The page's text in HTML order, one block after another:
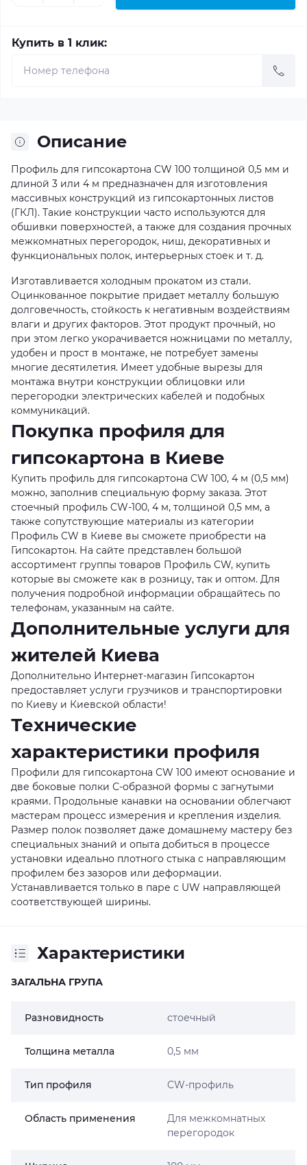
Купить в 1 клик:
Описание
Профиль для гипсокартона CW 100 толщиной 0,5 мм и
длиной 3 или 4 м предназначен для изготовления
массивных конструкций из гипсокартонных листов
(ГКЛ). Такие конструкции часто используются для
обшивки поверхностей, а также для создания прочных
межкомнатных перегородок, ниш, декоративных и
функциональных полок, интерьерных стоек и т. д.
Изготавливается холодным прокатом из стали.
Оцинкованное покрытие придает металлу большую
долговечность, стойкость к негативным воздействиям
влаги и других факторов. Этот продукт прочный, но
при этом легко укорачивается ножницами по металлу,
удобен и прост в монтаже, не потребует замены
многие десятилетия. Имеет удобные вырезы для
монтажа внутри конструкции облицовки или
перегородки электрических кабелей и подобных
коммуникаций.
Покупка профиля для
гипсокартона в Киеве
Купить профиль для гипсокартона CW 100, 4 м (0,5 мм)
можно, заполнив специальную форму заказа. Этот
стоечный профиль CW-100, 4 м, толщиной 0,5 мм, а
также сопутствующие материалы из категории
Профиль CW в Киеве вы сможете приобрести на
Гипсокартон. На сайте представлен большой
ассортимент группы товаров Профиль CW, купить
которые вы сможете как в розницу, так и оптом. Для
получения подробной информации обращайтесь по
телефонам, указанным на сайте.
Дополнительные услуги для
жителей Киева
Дополнительно Интернет-магазин Гипсокартон
предоставляет услуги грузчиков и транспортировки
по Киеву и Киевской области!
Технические
характеристики профиля
Профили для гипсокартона CW 100 имеют основание и
две боковые полки С-образной формы с загнутыми
краями. Продольные канавки на основании облегчают
мастерам процесс измерения и крепления изделия.
Размер полок позволяет даже домашнему мастеру без
специальных знаний и опыта добиться в процессе
установки идеально плотного стыка с направляющим
профилем без зазоров или деформации.
Устанавливается только в паре с UW направляющей
соответствующей ширины.
Характеристики
ЗАГАЛЬНА ГРУПА
Разновидность стоечный
Толщина металла 0,5 мм
Тип профиля CW-профиль
Область применения
Для межкомнатных
перегородок